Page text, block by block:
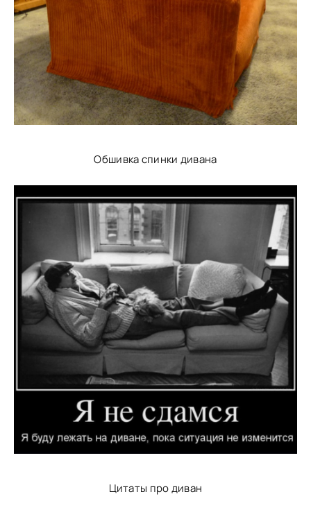
Обшивка спинки дивана
Цитаты про диван